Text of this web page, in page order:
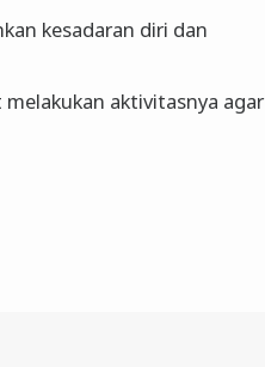
kesadaran diri dan
aktivitasnya agar